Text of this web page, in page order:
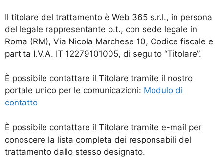
Il titolare del trattamento è Web 365 s.r.l., in persona
del legale rappresentante p.t., con sede legale in
Roma (RM), Via Nicola Marchese 10, Codice fiscale e
partita I.V.A. IT 12279101005, di seguito “Titolare”.
È possibile contattare il Titolare tramite il nostro
portale unico per le comunicazioni: Modulo di
contatto
È possibile contattare il Titolare tramite e-mail per
conoscere la lista completa dei responsabili del
trattamento dallo stesso designato.